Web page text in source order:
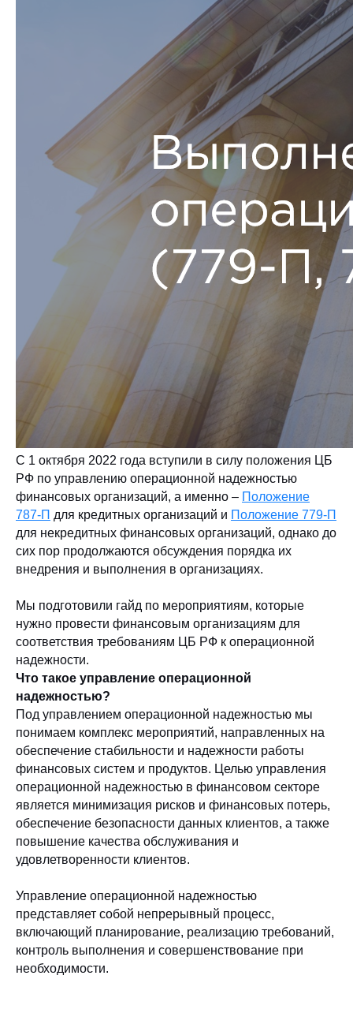
С 1 октября 2022 года вступили в силу положения ЦБ
РФ по управлению операционной надежностью
финансовых организаций, а именно – Положение
787-П для кредитных организаций и Положение 779-П
для некредитных финансовых организаций, однако до
сих пор продолжаются обсуждения порядка их
внедрения и выполнения в организациях.
Мы подготовили гайд по мероприятиям, которые
нужно провести финансовым организациям для
соответствия требованиям ЦБ РФ к операционной
надежности.
Что такое управление операционной
надежностью?
Под управлением операционной надежностью мы
понимаем комплекс мероприятий, направленных на
обеспечение стабильности и надежности работы
финансовых систем и продуктов. Целью управления
операционной надежностью в финансовом секторе
является минимизация рисков и финансовых потерь,
обеспечение безопасности данных клиентов, а также
повышение качества обслуживания и
удовлетворенности клиентов.
Управление операционной надежностью
представляет собой непрерывный процесс,
включающий планирование, реализацию требований,
контроль выполнения и совершенствование при
необходимости.